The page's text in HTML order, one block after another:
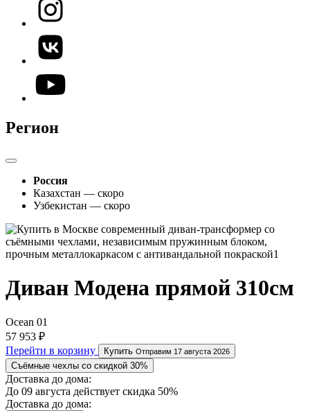
Регион
Россия
Казахстан — скоро
Узбекистан — скоро
Диван Модена прямой 310см
Ocean 01
57 953 ₽
Перейти в корзину
Купить Отправим 17 августа 2026
Съёмные чехлы со скидкой 30%
Доставка до дома:
До 09 августа действует скидка 50%
Доставка до дома: